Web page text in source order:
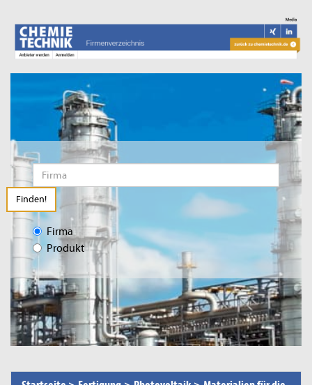
Finden!
Firma
Produkt